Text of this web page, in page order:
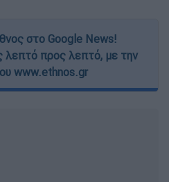
στο Google News!
λεπτό προς λεπτό, με την
www.ethnos.gr